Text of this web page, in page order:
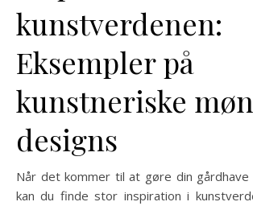
kunstverdenen:
Eksempler på
kunstneriske
designs
Når det kommer til at gøre din
kan du finde stor inspiration i